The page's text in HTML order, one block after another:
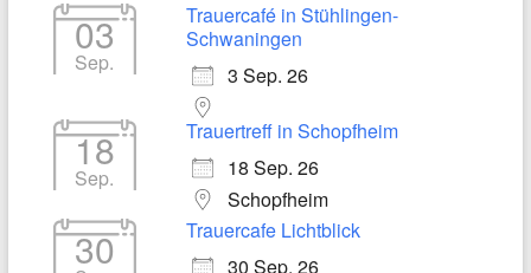
03
Sep.
Trauercafé in Stühlingen-
Schwaningen
3 Sep. 26
18
Sep.
Trauertreff in Schopfheim
18 Sep. 26
Schopfheim
30
Trauercafe Lichtblick
30 Sep. 26